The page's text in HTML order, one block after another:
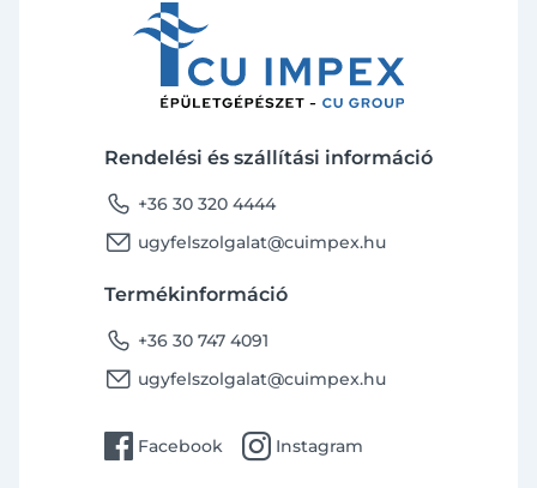
Rendelési és szállítási információ
phone +36 30 320 4444
email ugyfelszolgalat@cuimpex.hu
Termékinformáció
phone +36 30 747 4091
email ugyfelszolgalat@cuimpex.hu
facebook Facebook instagram Instagram